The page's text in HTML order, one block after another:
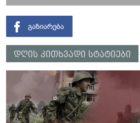
დღის კითხვადი სტატიები